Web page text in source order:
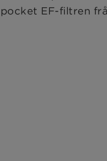
EF-filtren